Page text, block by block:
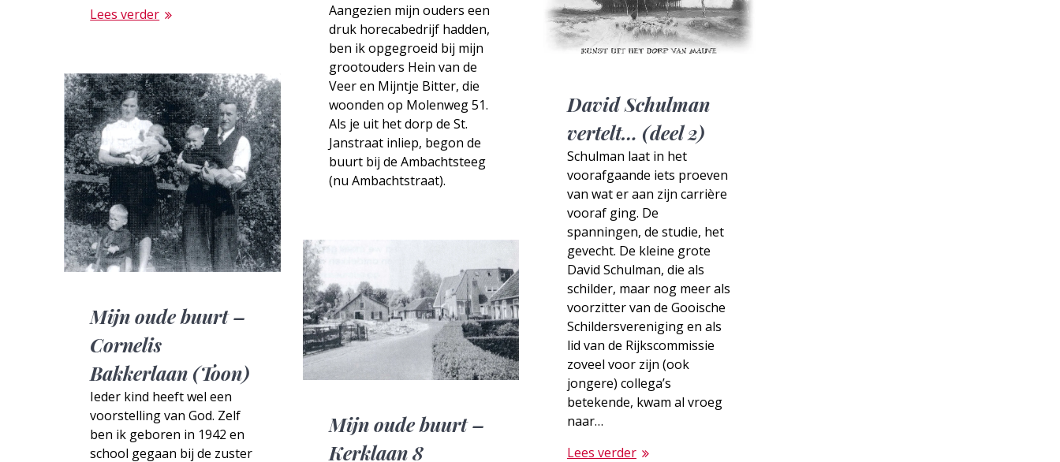
Lees verder
Aangezien mijn ouders een
druk horecabedrijf hadden,
ben ik opgegroeid bij mijn
grootouders Hein van de
Veer en Mijntje Bitter, die
woonden op Molenweg 51.
Als je uit het dorp de St.
Janstraat inliep, begon de
buurt bij de Ambachtsteeg
(nu Ambachtstraat).
David Schulman
vertelt… (deel 2)
Schulman laat in het
voorafgaande iets proeven
van wat er aan zijn carrière
vooraf ging. De
spanningen, de studie, het
gevecht. De kleine grote
David Schulman, die als
schilder, maar nog meer als
voorzitter van de Gooische
Schildersvereniging en als
lid van de Rijkscommissie
zoveel voor zijn (ook
jongere) collega’s
betekende, kwam al vroeg
naar…
Lees verder
Mijn oude buurt –
Cornelis
Bakkerlaan (Toon)
Ieder kind heeft wel een
voorstelling van God. Zelf
ben ik geboren in 1942 en
school gegaan bij de zuster
Mijn oude buurt –
Kerklaan 8